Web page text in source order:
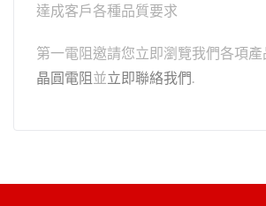
達成客戶各種品質要求
第一電阻邀請您立即瀏覽我們各項產
晶圓電阻並立即聯絡我們